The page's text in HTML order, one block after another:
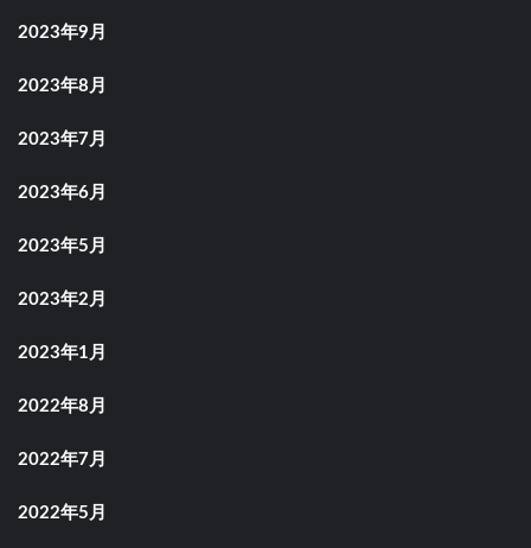
2023年9月
2023年8月
2023年7月
2023年6月
2023年5月
2023年2月
2023年1月
2022年8月
2022年7月
2022年5月